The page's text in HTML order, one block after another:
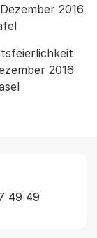
2016
2016
49 49